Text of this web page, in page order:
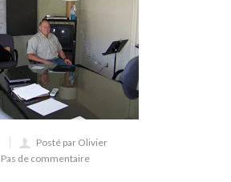
Posté par Olivier
Pas de commentaire